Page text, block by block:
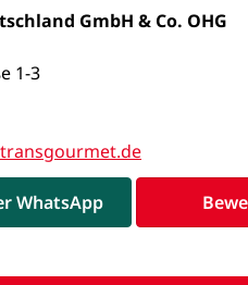
GmbH & Co. OHG
1-3
WhatsApp